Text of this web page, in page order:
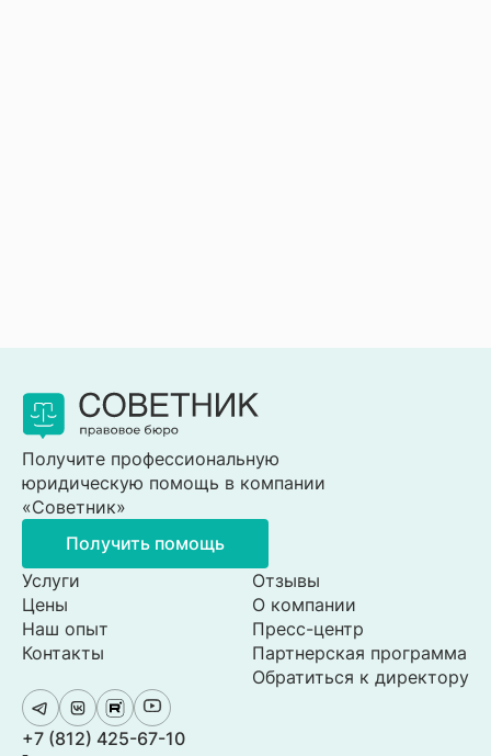
Получите профессиональную
юридическую помощь в компании
«Советник»
Получить помощь
Услуги
Цены
Наш опыт
Контакты
Отзывы
О компании
Пресс-центр
Партнерская программа
Обратиться к директору
+7 (812) 425-67-10